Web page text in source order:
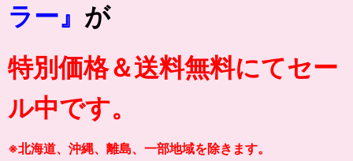
ラー』 が
特別価格＆送料無料にてセー
ル中です。
※北海道、沖縄、離島、一部地域を除きます。